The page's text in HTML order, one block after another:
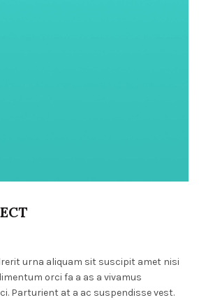
urna aliquam sit suscipit amet nisi
orci fa a as a vivamus
Parturient at a ac suspendisse vest.